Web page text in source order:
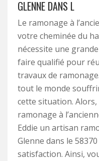
GLENNE DANS L
Le ramonage à
votre cheminée du
nécessite une
faire qualifié pour
travaux de
tout le monde
cette situation.
ramonage à
Eddie un artisan
Glenne dans le
satisfaction. Ainsi,